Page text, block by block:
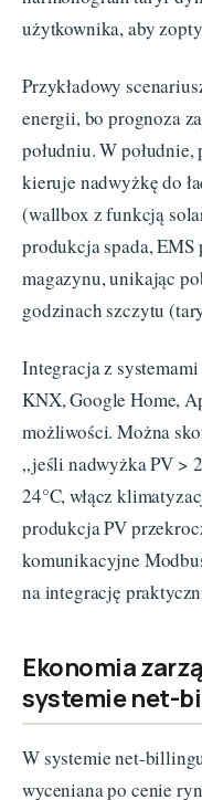
użytkownika, aby
Przykładowy
energii, bo prognoza
południu. W południe,
kieruje nadwyżkę do
(wallbox z funkcją
produkcja spada, EMS
magazynu, unikając
godzinach szczytu
Integracja z
KNX, Google Home,
możliwości. Można
„jeśli nadwyżka PV >
24°C, włącz
produkcja PV
komunikacyjne
na integrację
Ekonomia
systemie net-
W systemie net-
wyceniana po cenie